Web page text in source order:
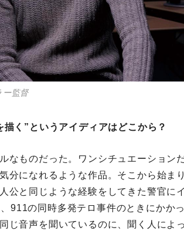
ー監督
く”というアイディアはどこから？
なものだった。ワンシチュエーション
分になれるような作品。そこから始ま
公と同じような経験をしてきた警官に
911の同時多発テロ事件のときにかか
じ音声を聞いているのに、聞く人によ